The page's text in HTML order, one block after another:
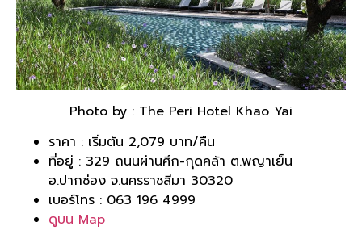
Photo by : The Peri Hotel Khao Yai
ราคา : เริ่มต้น 2,079 บาท/คืน
ที่อยู่ : 329 ถนนผ่านศึก-กุดคล้า ต.พญาเย็น
อ.ปากช่อง จ.นครราชสีมา 30320
เบอร์โทร : 063 196 4999
ดูบน Map